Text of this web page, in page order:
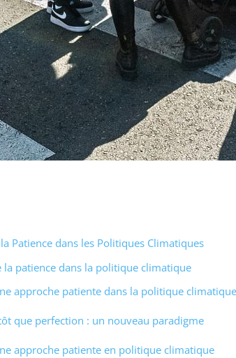
Patience dans les Politiques Climatiques
la patience dans la politique climatique
approche patiente dans la politique climatique
que perfection : un nouveau paradigme
approche patiente en politique climatique